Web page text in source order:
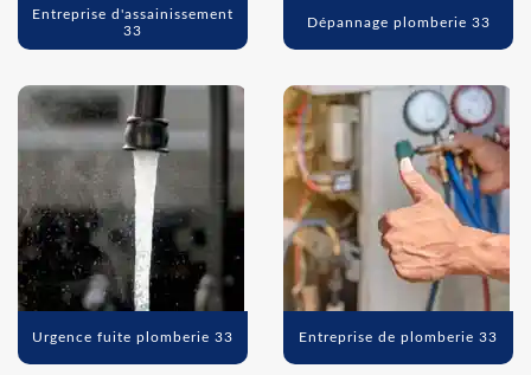
Entreprise d'assainissement
33
Dépannage plomberie 33
Urgence fuite plomberie 33 Entreprise de plomberie 33